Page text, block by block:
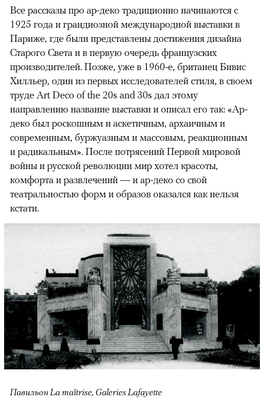
Все рассказы про ар-деко традиционно начинаются с
1925 года и грандиозной международной выставки в
Париже, где были представлены достижения дизайна
Старого Света и в первую очередь французских
производителей. Позже, уже в 1960-е, британец Бивис
Хилльер, один из первых исследователей стиля, в своем
труде Art Deco of the 20s and 30s дал этому
направлению название выставки и описал его так: «Ар-
деко был роскошным и аскетичным, архаичным и
современным, буржуазным и массовым, реакционным
и радикальным». После потрясений Первой мировой
войны и русской революции мир хотел красоты,
комфорта и развлечений — и ар-деко со свой
театральностью форм и образов оказался как нельзя
кстати.
Павильон La maîtrise, Galeries Lafayette